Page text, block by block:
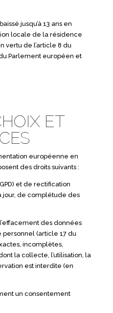
jusqu’à 13 ans en
locale de la résidence
vertu de l’article 8 du
Parlement européen et
ET
européenne en
des droits suivants :
et de rectification
jour, de complétude des
des données
(article 17 du
incomplètes,
la collecte, l’utilisation, la
est interdite (en
un consentement